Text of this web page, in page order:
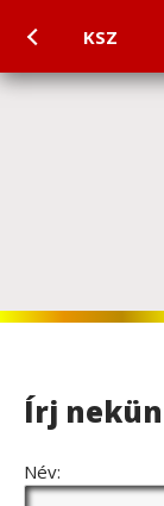
KSZ
Írj
Név: